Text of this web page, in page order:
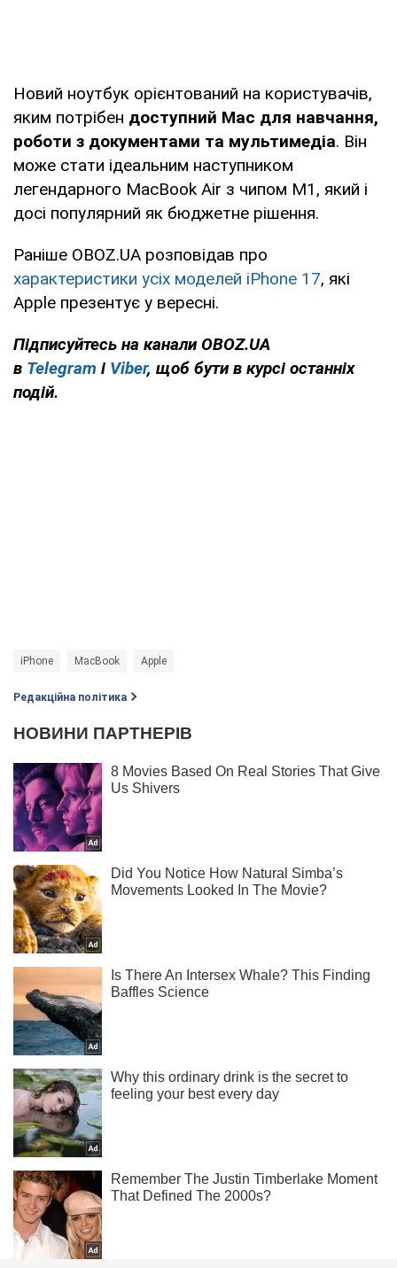
Новий ноутбук орієнтований на користувачів,
яким потрібен доступний Mac для навчання,
роботи з документами та мультимедіа. Він
може стати ідеальним наступником
легендарного MacBook Air з чипом M1, який і
досі популярний як бюджетне рішення.
Раніше OBOZ.UA розповідав про
характеристики усіх моделей iPhone 17, які
Apple презентує у вересні.
Підписуйтесь на канали OBOZ.UA
в Telegram і Viber, щоб бути в курсі останніх
подій.
iPhone MacBook Apple
Редакційна політика